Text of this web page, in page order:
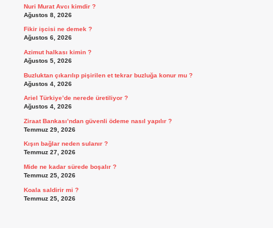
Nuri Murat Avcı kimdir ?
Ağustos 8, 2026
Fikir işcisi ne demek ?
Ağustos 6, 2026
Azimut halkası kimin ?
Ağustos 5, 2026
Buzluktan çıkarılıp pişirilen et tekrar buzluğa konur mu ?
Ağustos 4, 2026
Ariel Türkiye’de nerede üretiliyor ?
Ağustos 4, 2026
Ziraat Bankası’ndan güvenli ödeme nasıl yapılır ?
Temmuz 29, 2026
Kışın bağlar neden sulanır ?
Temmuz 27, 2026
Mide ne kadar sürede boşalır ?
Temmuz 25, 2026
Koala saldirir mi ?
Temmuz 25, 2026